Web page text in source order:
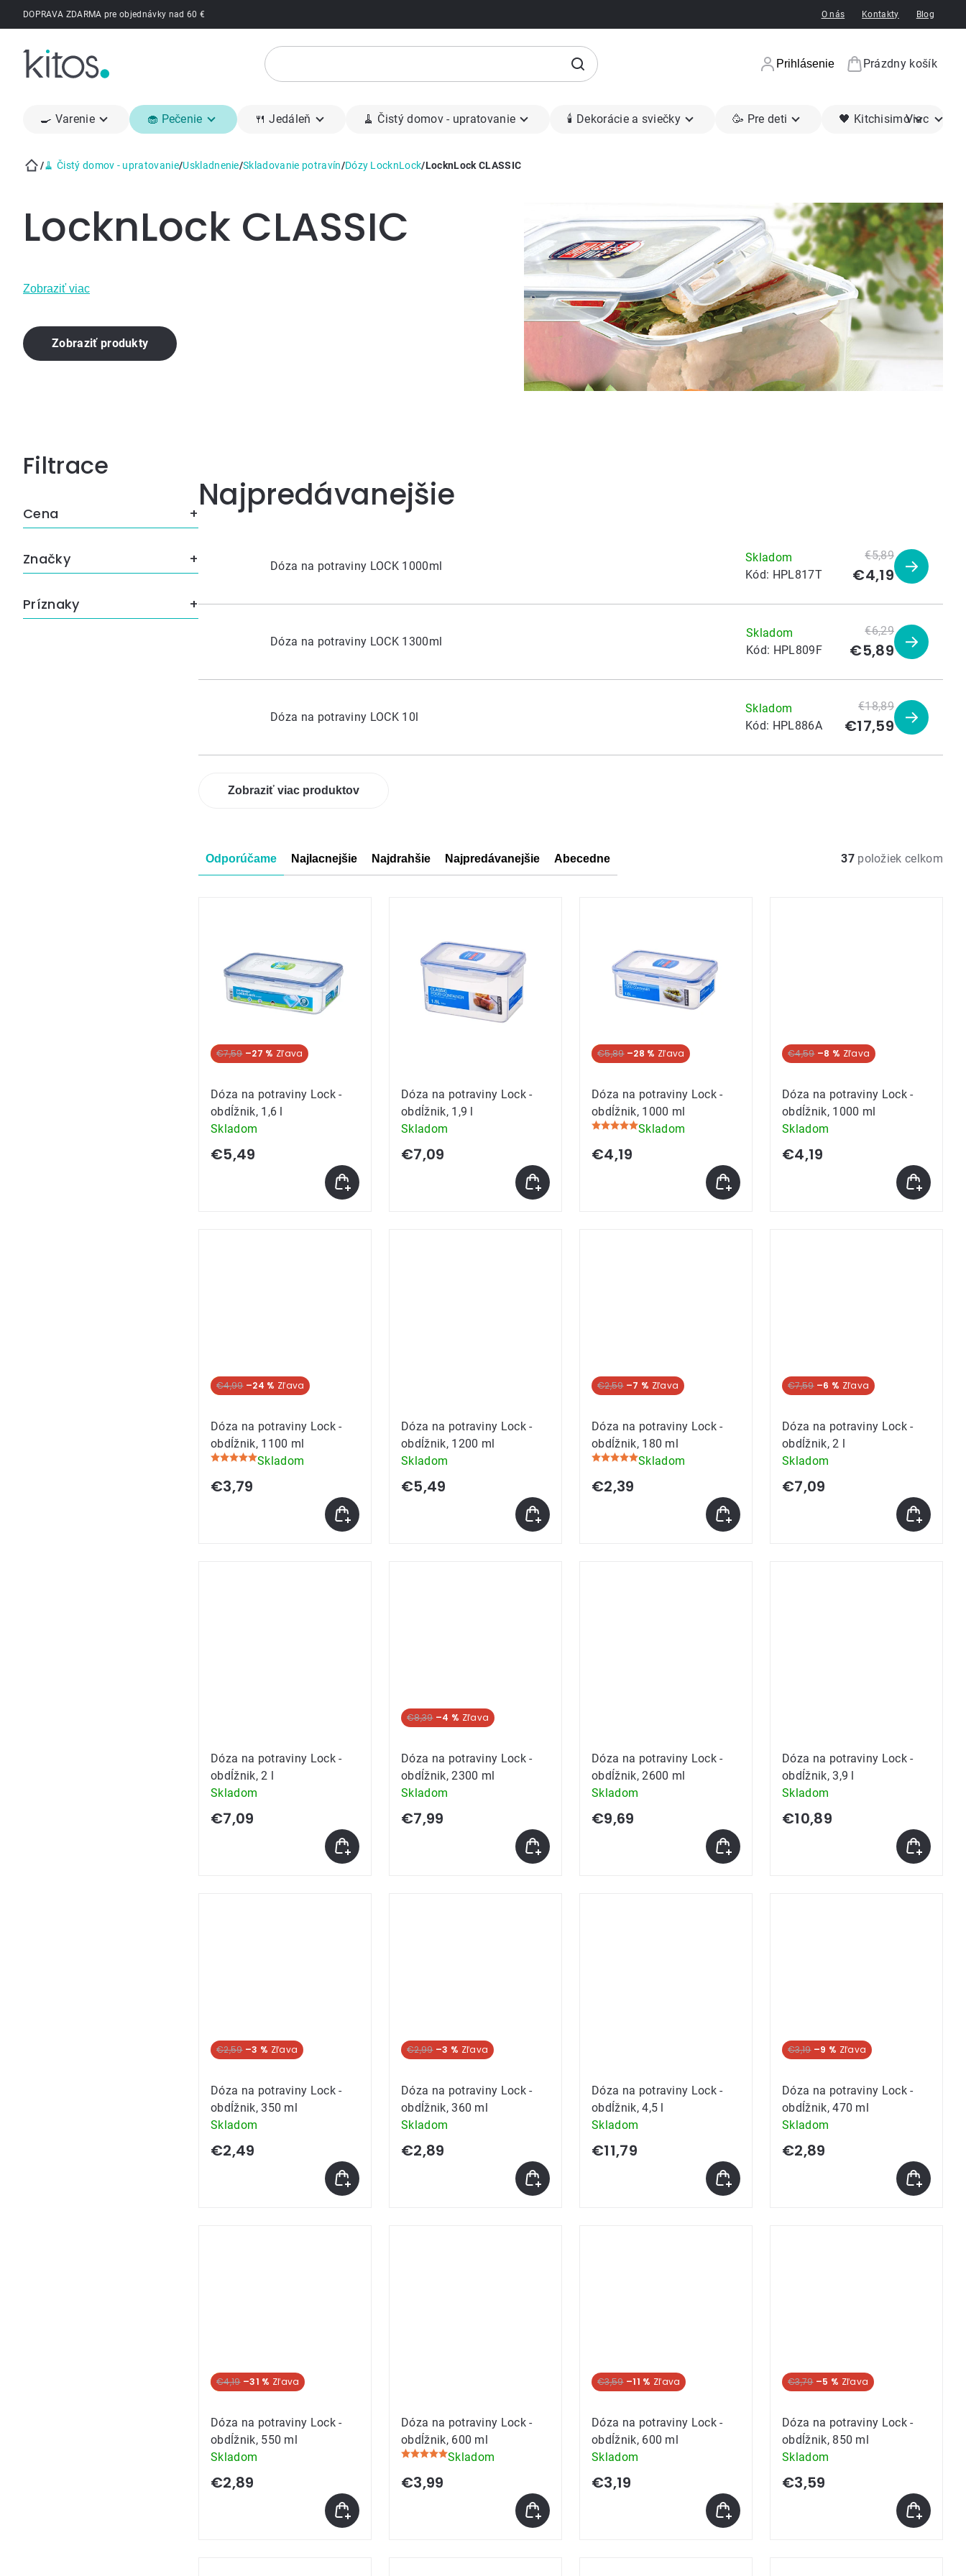
PrejsťDOPRAVA ZDARMA pre objednávky nad 60 € O nás Kontakty Blog
Prihlásenie
Nákupný
Prázdny košík
🍳 Varenie 🧁 Pečenie 🍴 Jedáleň 🧹 Čistý domov - upratovanie 🕯 Dekorácie a sviečky 🥳 Pre deti 🖤 KitchisimoViac
/🧹 Čistý domov - upratovanie/Uskladnenie/Skladovanie potravín/Dózy LocknLock/LocknLock CLASSIC
LocknLock CLASSIC
Zobraziť viac
Zobraziť produkty
Bočný
panel
Cena
Príznaky
Značky
Najpredávanejšie
Dóza na potraviny LOCK 1000ml
Skladom
Kód: HPL817T
€5,89
€4,19
Zobraziť
Dóza na potraviny LOCK 1300ml
Skladom
Kód: HPL809F
€6,29
€5,89
Zobraziť
Dóza na potraviny LOCK 10l
Skladom
Kód: HPL886A
€18,89
€17,59
Zobraziť
Zobraziť viac produktov
Radenie
Odporúčame Najlacnejšie Najdrahšie Najpredávanejšie Abecedne 37položiek celkom
produktov
Akcia
€7,59 –27 %
Dóza na potraviny Lock -
obdĺžnik, 1,6 l
Skladom
€5,49
Dóza na potraviny Lock -
obdĺžnik, 1,9 l
Skladom
€7,09
Akcia
€5,89 –28 %
Dóza na potraviny Lock -
obdĺžnik, 1000 ml
Priemerné
hodnotenie
Skladom
€4,19
€4,59 –8 %
Dóza na potraviny Lock -
obdĺžnik, 1000 ml
Skladom
€4,19
Akcia
€4,99 –24 %
Dóza na potraviny Lock -
obdĺžnik, 1100 ml
Priemerné
hodnotenie
Skladom
€3,79
Dóza na potraviny Lock -
obdĺžnik, 1200 ml
Skladom
€5,49
€2,59 –7 %
Dóza na potraviny Lock -
obdĺžnik, 180 ml
Priemerné
hodnotenie
Skladom
€2,39
€7,59 –6 %
Dóza na potraviny Lock -
obdĺžnik, 2 l
Skladom
€7,09
Dóza na potraviny Lock -
obdĺžnik, 2 l
Skladom
€7,09
€8,39 –4 %
Dóza na potraviny Lock -
obdĺžnik, 2300 ml
Skladom
€7,99
Dóza na potraviny Lock -
obdĺžnik, 2600 ml
Skladom
€9,69
Dóza na potraviny Lock -
obdĺžnik, 3,9 l
Skladom
€10,89
€2,59 –3 %
Dóza na potraviny Lock -
obdĺžnik, 350 ml
Skladom
€2,49
€2,99 –3 %
Dóza na potraviny Lock -
obdĺžnik, 360 ml
Skladom
€2,89
Dóza na potraviny Lock -
obdĺžnik, 4,5 l
Skladom
€11,79
€3,19 –9 %
Dóza na potraviny Lock -
obdĺžnik, 470 ml
Skladom
€2,89
Akcia
€4,19 –31 %
Dóza na potraviny Lock -
obdĺžnik, 550 ml
Skladom
€2,89
Dóza na potraviny Lock -
obdĺžnik, 600 ml
Priemerné
hodnotenie
Skladom
€3,99
€3,59 –11 %
Dóza na potraviny Lock -
obdĺžnik, 600 ml
Skladom
€3,19
€3,79 –5 %
Dóza na potraviny Lock -
obdĺžnik, 850 ml
Skladom
€3,59